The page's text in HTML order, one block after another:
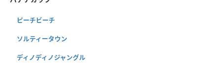
ピーチビーチ
ソルティータウン
ディノディノジャングル